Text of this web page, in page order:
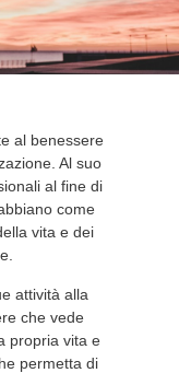
al benessere
Al suo
al fine di
come
vita e dei
attività alla
che vede
propria vita e
permetta di